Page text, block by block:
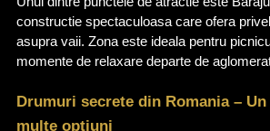
constructie spectaculoasa care ofera
asupra vaii. Zona este ideala pentru
momente de relaxare departe de
Drumuri secrete din Romania –
multe optiuni